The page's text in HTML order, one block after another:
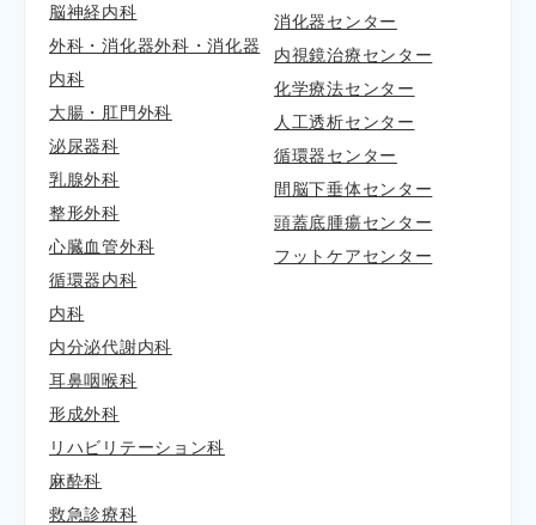
脳神経内科
外科・消化器外科・消化器
内科
大腸・肛門外科
泌尿器科
乳腺外科
整形外科
心臓血管外科
循環器内科
内科
内分泌代謝内科
耳鼻咽喉科
形成外科
リハビリテーション科
麻酔科
救急診療科
消化器センター
内視鏡治療センター
化学療法センター
人工透析センター
循環器センター
間脳下垂体センター
頭蓋底腫瘍センター
フットケアセンター